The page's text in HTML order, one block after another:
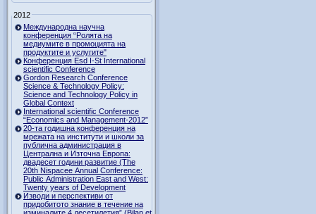
2012
Международна научна
конференция “Ролята на
медиумите в промоцията на
продуктите и услугите"
Конференция Esd I-St International
scientific Conference
Gordon Research Сonference
Science & Technology Policy:
Science and Technology Policy in
Global Context
International scientific Conference
“Economics and Management-2012”
20-та годишна конференция на
мрежата на институти и школи за
публична администрация в
Централна и Източна Европа:
двадесет години развитие (The
20th Nispacee Annual Conference:
Public Administration East and West:
Twenty years of Development
Изводи и перспективи от
придобитото знание в течение на